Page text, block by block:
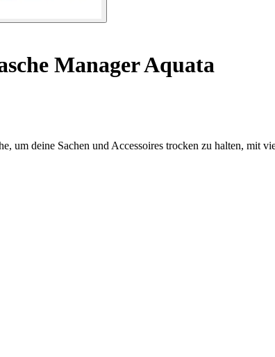
Manager Aquata
um deine Sachen und Accessoires trocken zu halten, mit